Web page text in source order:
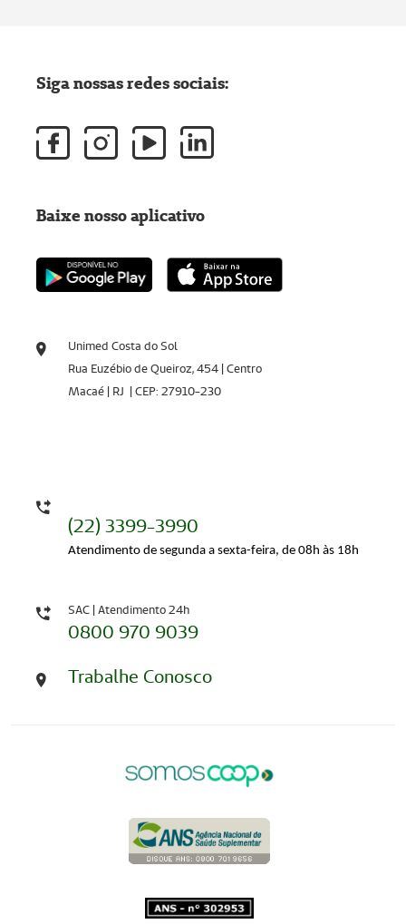
Unimed Costa do Sol
Rua Euzébio de Queiroz, 454 | Centro
Macaé | RJ | CEP: 27910-230
(22) 3399-3990
Atendimento de segunda a sexta-feira, de 08h às 18h
SAC | Atendimento 24h
0800 970 9039
Trabalhe Conosco
Siga nossas redes sociais:
Baixe nosso aplicativo